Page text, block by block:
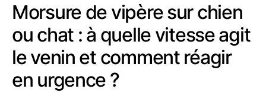
Morsure de vipère sur chien
ou chat : à quelle vitesse agit
le venin et comment réagir
en urgence ?